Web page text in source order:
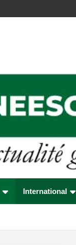
International